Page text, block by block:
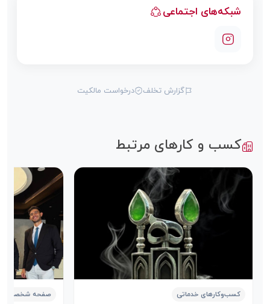
شبکه‌های اجتماعی
گزارش تخلف درخواست مالکیت
کسب و کارهای مرتبط
کسب‌وکارهای خدماتی صفحه شخصی